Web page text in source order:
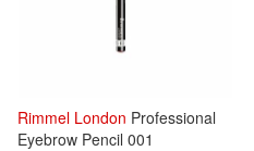
Rimmel London Professional
Eyebrow Pencil 001